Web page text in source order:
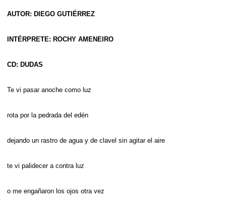
AUTOR: DIEGO GUTIÉRREZ
INTÉRPRETE: ROCHY AMENEIRO
CD: DUDAS
Te vi pasar anoche como luz
rota por la pedrada del edén
dejando un rastro de agua y de clavel sin agitar el aire
te vi palidecer a contra luz
o me engañaron los ojos otra vez